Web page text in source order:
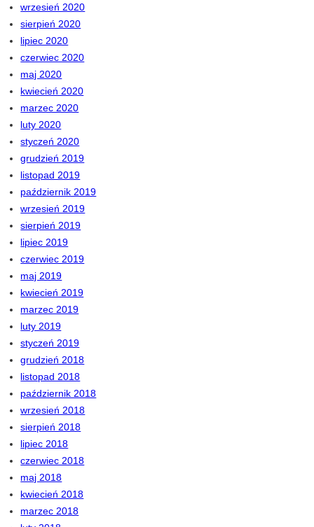
wrzesień 2020
sierpień 2020
lipiec 2020
czerwiec 2020
maj 2020
kwiecień 2020
marzec 2020
luty 2020
styczeń 2020
grudzień 2019
listopad 2019
październik 2019
wrzesień 2019
sierpień 2019
lipiec 2019
czerwiec 2019
maj 2019
kwiecień 2019
marzec 2019
luty 2019
styczeń 2019
grudzień 2018
listopad 2018
październik 2018
wrzesień 2018
sierpień 2018
lipiec 2018
czerwiec 2018
maj 2018
kwiecień 2018
marzec 2018